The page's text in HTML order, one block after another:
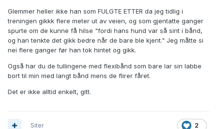
Glemmer heller ikke han som FULGTE ETTER da jeg tidlig i
treningen gikkk flere meter ut av veien, og som gjentatte ganger
spurte om de kunne få hilse "fordi hans hund var så sint i bånd,
og han tenkte det gikk bedre når de bare ble kjent." Jeg måtte si
nei flere ganger før han tok hintet og gikk.
Også har du de tullingene med flexibånd som bare lar sin labbe
bort til min med langt bånd mens de flirer fåret.
Det er ikke alltid enkelt, gitt.
2
Siter